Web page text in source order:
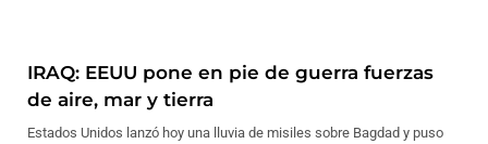
IRAQ: EEUU pone en pie de guerra fuerzas
de aire, mar y tierra
Estados Unidos lanzó hoy una lluvia de misiles sobre Bagdad y puso